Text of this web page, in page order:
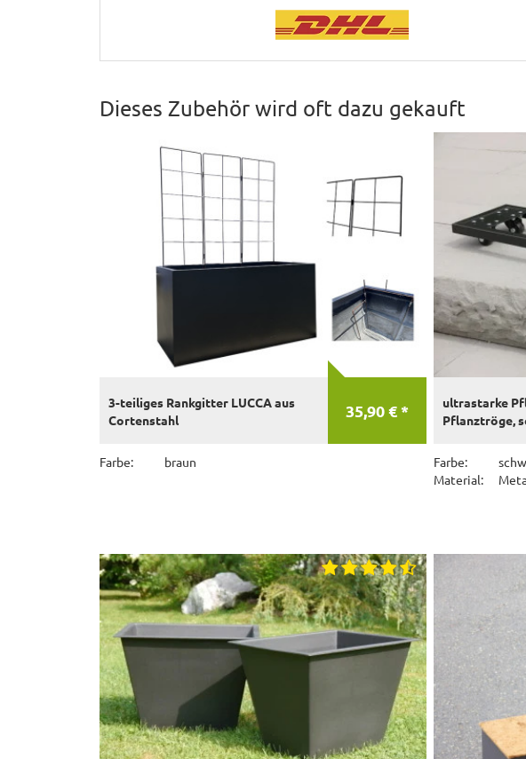
Dieses Zubehör wird oft dazu gekauft
35,90 € *
3-teiliges Rankgitter LUCCA aus
Cortenstahl
Farbe: braun
ultrastarke
Pflanztröge,
Farbe:
Material: